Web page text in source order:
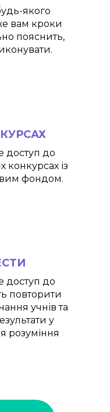
якого
вам кроки
пояснить,
доступ до
конкурсах із
фондом.
доступ до
повторити
учнів та
у
розуміння